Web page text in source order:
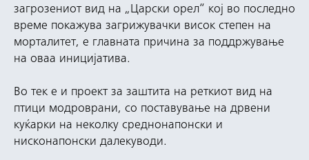
загрозениот вид на „Царски орел“ кој во последно
време покажува загрижувачки висок степен на
морталитет, е главната причина за поддржување
на оваа иницијатива.
Во тек е и проект за заштита на реткиот вид на
птици модроврани, со поставување на дрвени
куќарки на неколку среднонапонски и
нисконапонски далекуводи.